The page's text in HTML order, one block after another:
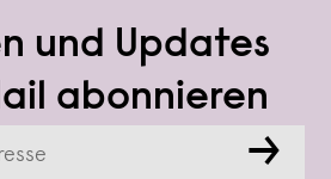
und Updates
abonnieren
→